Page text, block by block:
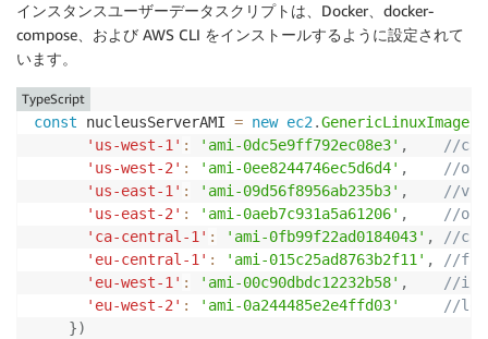
            encrypted
: true,
            volumeSize
: 32,
      enclaveOptions
          enabled
: true
,
      imageId
: proxyServerAMI . getImage(this imageId
      instanceType
'c5.xlarge',
      securityGroupIds
: [proxySG.securityGroupId ] ,
      subnetId
: vpc selectSubnets ({subnetGroupName
      tags
: [{
          key
: 'Name',
          value
: 'Nucleus-ReverseProxy',
インスタンスユーザーデータスクリプトは、Docker、docker-
compose、および AWS CLI をインストールするように設定されて
います。
const nucleusServerAMI = new ec2.GenericLinuxImage
'us-west-1' : 'ami-0dc5e9ff792ec08e3' ,
//
'us-west-2' : 'ami-0ee8244746ec5d6d4' ,
//
'us-east-1' : 'ami-09d56f8956ab235b3' ,
//
'us-east-2' : 'ami-0aeb7c931a5a61206' ,
//
'ca-central-1' : 'ami-0fb99f22ad0184043' ,
//
'eu-central-1' : 'ami-015c25ad8763b2f11' ,
//
'eu-west-1' : 'ami-00c90dbdc12232b58' ,
//
'eu-west-2' : 'ami-0a244485e2e4ffd03'
//
})
TypeScript